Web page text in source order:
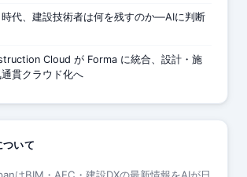
時代、建設技術者は何を残すのか—AIに判断
Cloud が Forma に統合、設計・施
貫クラウド化へ
ついて